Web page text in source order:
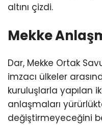
altını çizdi.
Mekke
Dar, Mekke Ortak
imzacı ülkeler
kuruluşlarla yapılan
anlaşmaları
değiştirmeyeceğini